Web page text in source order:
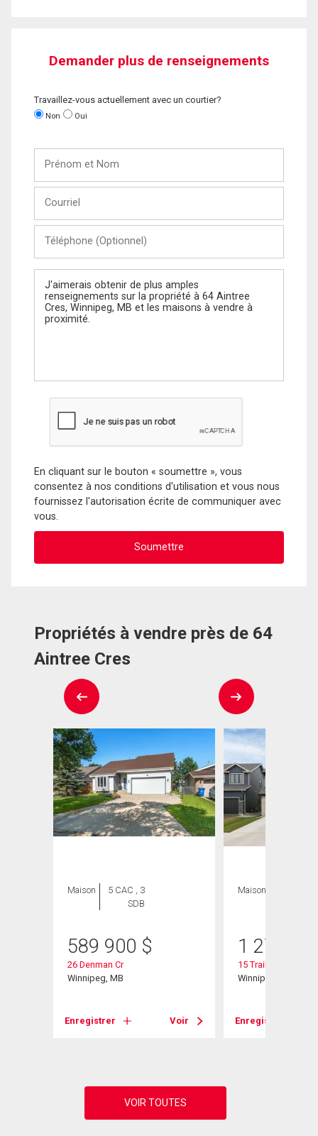
Demander plus de renseignements
Travaillez-vous actuellement avec un courtier?
Non Oui
Nom
(Optionnel)
Message
En cliquant sur le bouton « soumettre », vous
consentez à nos conditions d'utilisation et vous nous
fournissez l'autorisation écrite de communiquer avec
vous.
Propriétés à vendre près de 64
Aintree Cres
Maison
5 CAC , 3
SDB
589 900 $
26 Denman Cr
Winnipeg, MB
Enregistrer Voir
Maison
1 276
15 Trailside
Winnipeg, MB
Enregistrer